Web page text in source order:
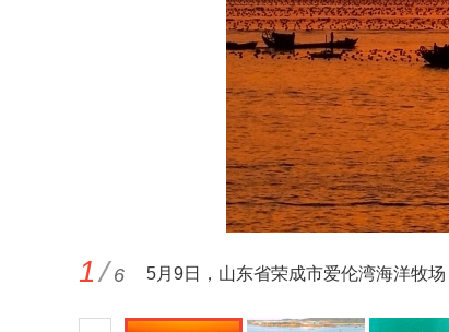
1/6 5月9日，山东省荣成市爱伦湾海洋牧